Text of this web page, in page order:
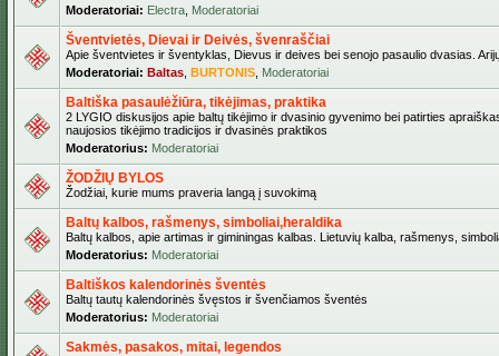
Moderatoriai: Electra Moderatoriai
Šventvietės, Dievai ir Deivės, švenraščiai
Apie šventvietes ir šventyklas, Dievus ir deives bei senojo pasaulio dvasias.
Moderatoriai: Baltas BURTONIS Moderatoriai
Baltiška pasaulėžiūra, tikėjimas, praktika
2 LYGIO diskusijos apie baltų tikėjimo ir dvasinio gyvenimo bei patirties
naujosios tikėjimo tradicijos ir dvasinės praktikos
Moderatorius: Moderatoriai
ŽODŽIŲ BYLOS
Žodžiai, kurie mums praveria langą į suvokimą
Baltų kalbos, rašmenys, simboliai,heraldika
Baltų kalbos, apie artimas ir giminingas kalbas. Lietuvių kalba, rašmenys,
Moderatorius: Moderatoriai
Baltiškos kalendorinės šventės
Baltų tautų kalendorinės švęstos ir švenčiamos šventės
Moderatorius: Moderatoriai
Sakmės, pasakos, mitai, legendos